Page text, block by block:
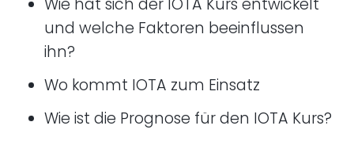
Wie hat sich der IOTA Kurs entwickelt
und welche Faktoren beeinflussen
ihn?
Wo kommt IOTA zum Einsatz
Wie ist die Prognose für den IOTA Kurs?